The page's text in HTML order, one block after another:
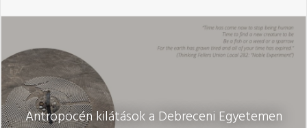
Antropocén kilátások a Debreceni Egyetemen